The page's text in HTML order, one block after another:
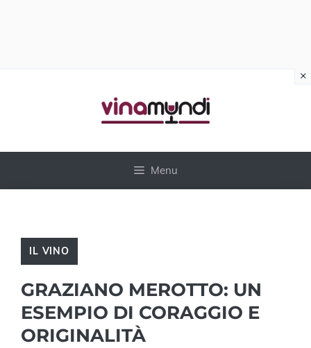
Menu
IL VINO
GRAZIANO MEROTTO: UN
ESEMPIO DI CORAGGIO E
ORIGINALITÀ
×